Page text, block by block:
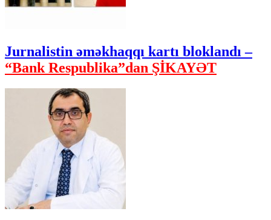
Jurnalistin əməkhaqqı kartı bloklandı –
“Bank Respublika”dan ŞİKAYƏT